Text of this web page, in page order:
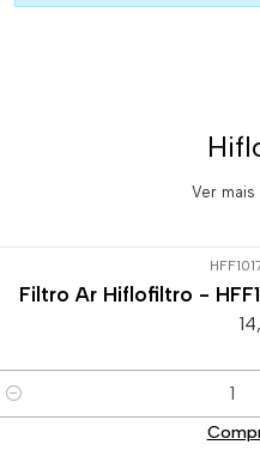
Ver
Filtro Ar Hiflofiltro -